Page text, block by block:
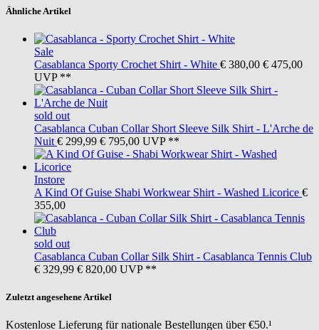
Ähnliche Artikel
Sale
Casablanca Sporty Crochet Shirt - White € 380,00 € 475,00
UVP **
sold out
Casablanca Cuban Collar Short Sleeve Silk Shirt - L'Arche de
Nuit € 299,99 € 795,00 UVP **
Instore
A Kind Of Guise Shabi Workwear Shirt - Washed Licorice €
355,00
sold out
Casablanca Cuban Collar Silk Shirt - Casablanca Tennis Club
€ 329,99 € 820,00 UVP **
Zuletzt angesehene Artikel
Kostenlose Lieferung für nationale Bestellungen über €50.¹